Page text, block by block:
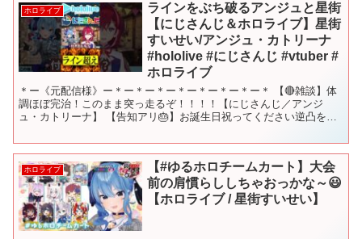
ホロライブ
ラインをぶち破るアンジュと星街
【にじさんじ＆ホロライブ】星街
すいせい/アンジュ・カトリーナ
#hololive #にじさんじ #vtuber #
ホロライブ
＊ー《元配信様》ー＊ー＊ー＊ー＊ー＊ー＊ー＊ー＊ 【🔴雑談】体
調ほぼ完治！このまま突っ走るぞ！！！！【にじさんじ／アンジ
ュ・カトリーナ】 【告知アリ🎂】お誕生日祝ってください逆凸を開
ホロライブ
【#ゆるホロチームカート】大会
前の肩慣らししちゃおっかな～😃
【ホロライブ / 星街すいせい】